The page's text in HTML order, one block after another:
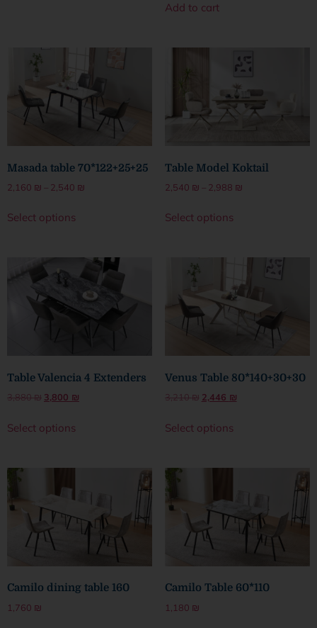
Add to cart
Masada table 70*122+25+25
2,160 ₪ – 2,540 ₪
Select options
Table Model Koktail
2,540 ₪ – 2,988 ₪
Select options
Table Valencia 4 Extenders
3,880₪ 3,800 ₪
Select options
Venus Table 80*140+30+30
3,210₪ 2,446 ₪
Select options
Camilo dining table 160
1,760 ₪
Camilo Table 60*110
1,180 ₪